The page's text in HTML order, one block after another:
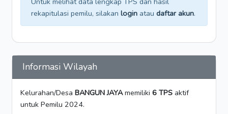
rekapitulasi pemilu, silakan login atau daftar akun.
Informasi Wilayah
Kelurahan/Desa BANGUN JAYAmemiliki 6 TPS aktif
untuk Pemilu 2024.